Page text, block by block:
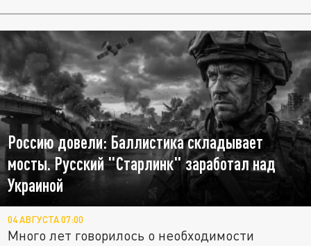
Россию довели: Баллистика складывает
мосты. Русский "Старлинк" заработал над
Украиной
04 АВГУСТА 07:00
Много лет говорилось о необходимости